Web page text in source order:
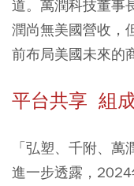
道。萬潤科技董事
潤尚無美國營收，
前布局美國未來的
平台共享 組
「弘塑、千附、
進一步透露，